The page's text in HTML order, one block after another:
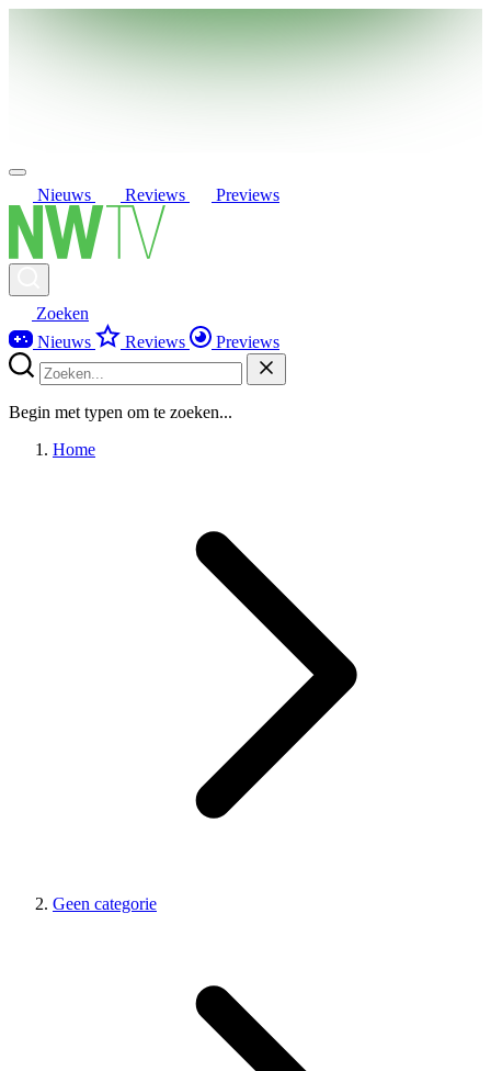
Nieuws Reviews Previews
Zoeken
Nieuws
Reviews Previews
Begin met typen om te zoeken...
Home
Geen categorie